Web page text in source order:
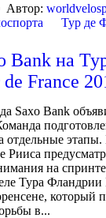
Автор:
Тур де
Bank на
France
Saxo Bank
отдельные
Рииса
на
Тура
который
в...